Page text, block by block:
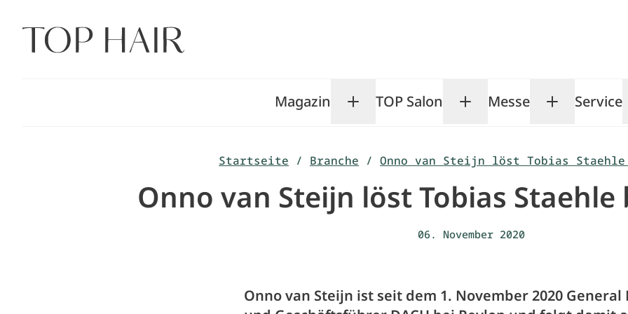
Inhalt
springen
Magazin Toggle Magazin submenu
TOP Salon Toggle TOP Salon
Messe ToggleService
Startseite / Branche / Onno van Steijn löst Tobias
Onno van Steijn löst Tobias Staehle
06. November 2020
Onno van Steijn ist seit dem 1. November 2020